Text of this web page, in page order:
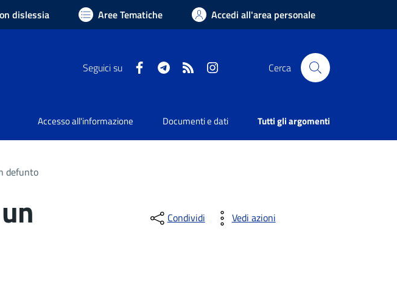
dislessia Aree Tematiche Accedi all'area personale
Seguici su FacebookTelegramRSS Cerca
Accesso all'informazione Documenti e dati Tutti gli argomenti
defunto
Condividi Vedi azioni